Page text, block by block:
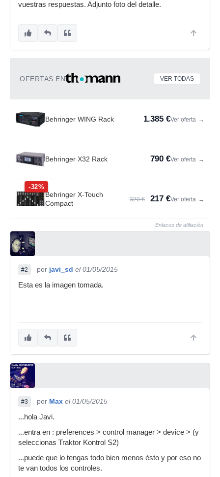
vuestras respuestas. Adjunto foto del detalle.
OFERTAS EN VER TODAS
Behringer WING Rack 1.385 €Ver oferta →
Behringer X32 Rack 790 €Ver oferta →
-32%
Behringer X-Touch
Compact
320 € 217 €Ver oferta →
Enlaces de afiliación
#2 por javi_sd el 01/05/2015
Esta es la imagen tomada.
#3 por Max el 01/05/2015
...hola Javi.
...entra en : preferences > control manager > device > (y
seleccionas Traktor Kontrol S2)
...puede que lo tengas todo bien menos ésto y por eso no
te van todos los controles.